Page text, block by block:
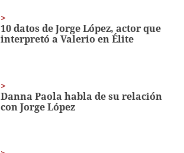
10 datos de Jorge López, actor que
interpretó a Valerio en Élite
Danna Paola habla de su relación
con Jorge López